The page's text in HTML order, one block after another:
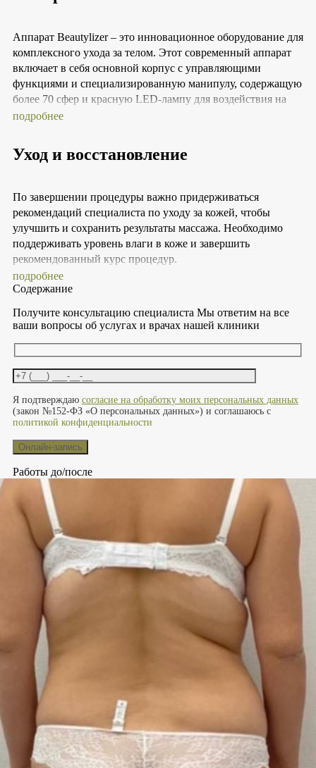
текстуру кожи, обеспечивая её омоложение.
эпидермиса в зонах, требующих коррекции.
Улучшение эпидермиса после значительной потери
веса. Помогает устранить дряблость и восстановить
упругость.
Сокращение отеков и устранение чувства тяжести в
ногах. Облегчает состояние при синдроме «усталых
ног», способствуя выведению лишней жидкости и
процесс реабилитации мышц, снимает боль и
Способствует быстрому восстановлению и
укреплению мышечного тонуса.
Поддержка формы после беременности и родов.
Помогает вернуть телу прежние формы, укрепляя
кожу и мышцы.
Программа детокс и лимфодренаж. Интенсивно
очищает организм от накопленных шлаков и
токсинов.
Аппарат Beautylizer – это инновационное оборудование для
комплексного ухода за телом. Этот современный аппарат
включает в себя основной корпус с управляющими
функциями и специализированную манипулу, содержащую
более 70 сфер и красную LED-лампу для воздействия на
кожу и подкожные ткани.
подробнее
Уход и восстановление
По завершении процедуры важно придерживаться
рекомендаций специалиста по уходу за кожей, чтобы
улучшить и сохранить результаты массажа. Необходимо
поддерживать уровень влаги в коже и завершить
рекомендованный курс процедур.
подробнее
Содержание
Получите консультацию специалиста Мы ответим на все
ваши вопросы об услугах и врачах нашей клиники
Я подтверждаю согласие на обработку моих персональных данных
(закон №152-ФЗ «О персональных данных») и соглашаюсь с
политикой конфиденциальности
Работы до/после